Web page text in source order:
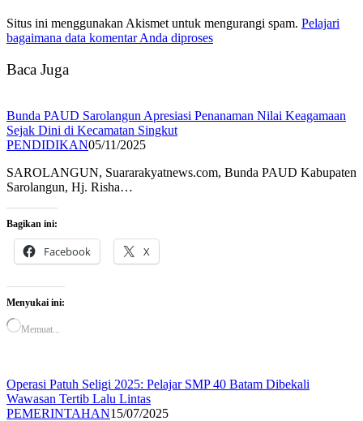
Situs ini menggunakan Akismet untuk mengurangi spam. Pelajari
bagaimana data komentar Anda diproses
Baca Juga
Bunda PAUD Sarolangun Apresiasi Penanaman Nilai Keagamaan
Sejak Dini di Kecamatan Singkut
PENDIDIKAN05/11/2025
SAROLANGUN, Suararakyatnews.com, Bunda PAUD Kabupaten
Sarolangun, Hj. Risha…
Bagikan ini:
Facebook X
Menyukai ini:
Memuat...
Operasi Patuh Seligi 2025: Pelajar SMP 40 Batam Dibekali
Wawasan Tertib Lalu Lintas
PEMERINTAHAN15/07/2025